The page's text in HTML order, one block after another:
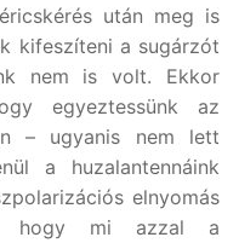
után meg is
kifeszíteni a sugárzót
nem is volt. Ekkor
egyeztessünk az
– ugyanis nem lett
a huzalantennáink
elnyomás
hogy mi azzal a